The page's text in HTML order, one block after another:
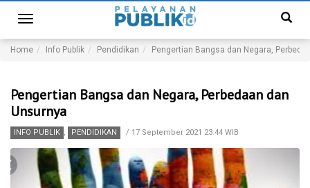
Toggle
navigation
Home Info Publik Pendidikan Pengertian Bangsa dan Negara,
Pengertian Bangsa dan Negara, Perbedaan dan
Unsurnya
INFO PUBLIK , PENDIDIKAN / 17 September 2021 23:44 WIB